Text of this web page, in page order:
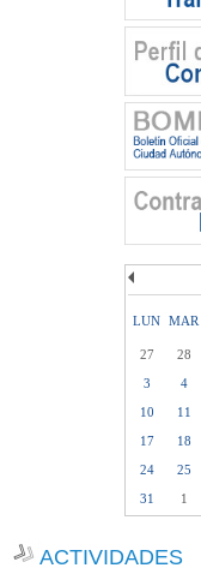
LUN MAR
27 28
3
4
10
11
17
18
24
25
31
1
ACTIVIDADES